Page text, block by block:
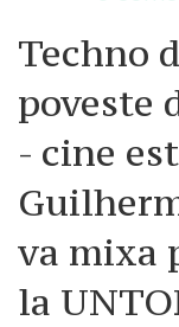
Techno
poveste
- cine
va mixa
la